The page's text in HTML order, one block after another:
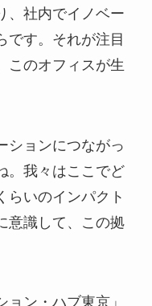
、社内でイノベー
です。それが注目
このオフィスが生
ションにつながっ
。我々はここでど
らいのインパクト
意識して、この拠
ョン・ハブ東京」